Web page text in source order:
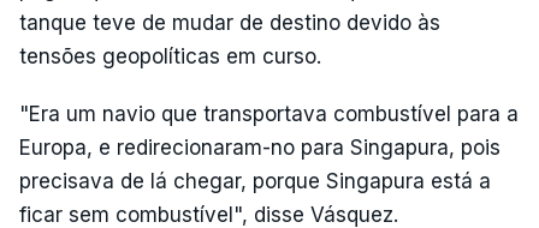
tanque teve de mudar de destino devido às
tensões geopolíticas em curso.
"Era um navio que transportava combustível para a
Europa, e redirecionaram-no para Singapura, pois
precisava de lá chegar, porque Singapura está a
ficar sem combustível", disse Vásquez.